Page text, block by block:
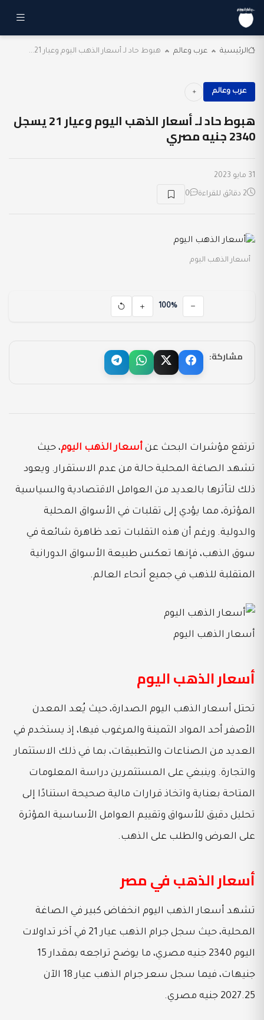
الرئيسية عرب وعالم هبوط حاد لـ أسعار الذهب اليوم وعيار 21...
عرب وعالم
هبوط حاد لـ أسعار الذهب اليوم وعيار 21 يسجل
2340 جنيه مصري
31 مايو 2023
2 دقائق للقراءة 0
أسعار الذهب اليوم
100%
مشاركة:
ترتفع مؤشرات البحث عن أسعار الذهب اليوم، حيث
تشهد الصاغة المحلية حالة من عدم الاستقرار. ويعود
ذلك لتأثرها بالعديد من العوامل الاقتصادية والسياسية
المؤثرة، مما يؤدي إلى تقلبات في الأسواق المحلية
والدولية. ورغم أن هذه التقلبات تعد ظاهرة شائعة في
سوق الذهب، فإنها تعكس طبيعة الأسواق الدورانية
المتقلبة للذهب في جميع أنحاء العالم.
أسعار الذهب اليوم
أسعار الذهب اليوم
تحتل أسعار الذهب اليوم الصدارة، حيث يُعد المعدن
الأصفر أحد المواد الثمينة والمرغوب فيها، إذ يستخدم في
العديد من الصناعات والتطبيقات، بما في ذلك الاستثمار
والتجارة. وينبغي على المستثمرين دراسة المعلومات
المتاحة بعناية واتخاذ قرارات مالية صحيحة استنادًا إلى
تحليل دقيق للأسواق وتقييم العوامل الأساسية المؤثرة
على العرض والطلب على الذهب.
أسعار الذهب في مصر
تشهد أسعار الذهب اليوم انخفاض كبير في الصاغة
المحلية، حيث سجل جرام الذهب عيار 21 في آخر تداولات
اليوم 2340 جنيه مصري، ما يوضح تراجعه بمقدار 15
جنيهات، فيما سجل سعر جرام الذهب عيار 18 الآن
2027.25 جنيه مصري.